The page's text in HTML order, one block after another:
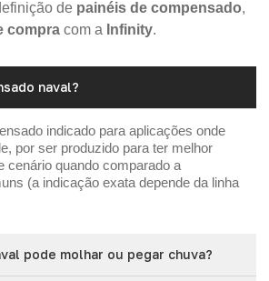
de painéis de compensado,
compra com a Infinity.
naval?
indicado para aplicações onde
por ser produzido para ter melhor
cenário quando comparado a
(a indicação exata depende da linha
pode molhar ou pegar chuva?